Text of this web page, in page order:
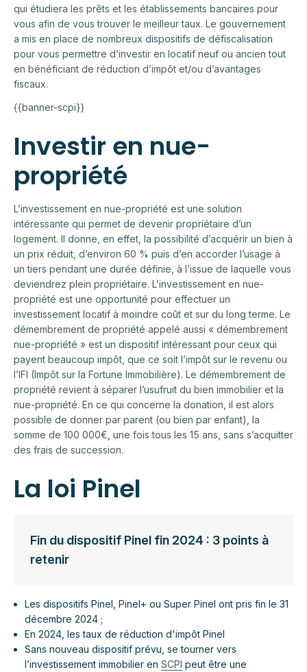
qui étudiera les prêts et les établissements bancaires pour
vous afin de vous trouver le meilleur taux. Le gouvernement
a mis en place de nombreux dispositifs de défiscalisation
pour vous permettre d’investir en locatif neuf ou ancien tout
en bénéficiant de réduction d’impôt et/ou d’avantages
fiscaux.
{{banner-scpi}}
Investir en nue-
propriété
L’investissement en nue-propriété est une solution
intéressante qui permet de devenir propriétaire d’un
logement. Il donne, en effet, la possibilité d’acquérir un bien à
un prix réduit, d’environ 60 % puis d’en accorder l’usage à
un tiers pendant une durée définie, à l’issue de laquelle vous
deviendrez plein propriétaire. L’investissement en nue-
propriété est une opportunité pour effectuer un
investissement locatif à moindre coût et sur du long terme. Le
démembrement de propriété appelé aussi « démembrement
nue-propriété » est un dispositif intéressant pour ceux qui
payent beaucoup impôt, que ce soit l’impôt sur le revenu ou
l’IFI (Impôt sur la Fortune Immobilière). Le démembrement de
propriété revient à séparer l’usufruit du bien immobilier et la
nue-propriété. En ce qui concerne la donation, il est alors
possible de donner par parent (ou bien par enfant), la
somme de 100 000€, une fois tous les 15 ans, sans s’acquitter
des frais de succession.
La loi Pinel
Fin du dispositif Pinel fin 2024 : 3 points à
retenir
Les dispositifs Pinel, Pinel+ ou Super Pinel ont pris fin le 31
décembre 2024 ;
En 2024, les taux de réduction d'impôt Pinel
Sans nouveau dispositif prévu, se tourner vers
l’investissement immobilier en SCPI peut être une